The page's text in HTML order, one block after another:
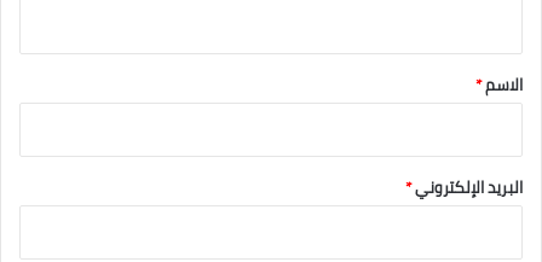
*
الاسم*
البريد الإلكتروني*